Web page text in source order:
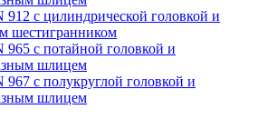
с цилиндрической головкой и
шестигранником
с потайной головкой и
шлицем
с полукруглой головкой и
шлицем